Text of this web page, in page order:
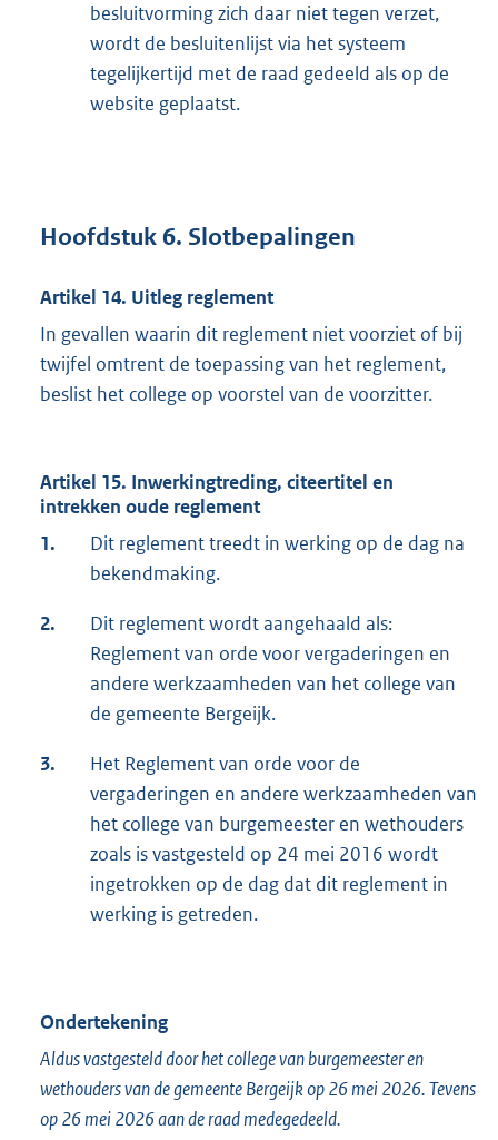
besluitvorming zich daar niet tegen verzet,
wordt de besluitenlijst via het systeem
tegelijkertijd met de raad gedeeld als op de
website geplaatst.
Hoofdstuk 6. Slotbepalingen
Artikel 14. Uitleg reglement
In gevallen waarin dit reglement niet voorziet of bij
twijfel omtrent de toepassing van het reglement,
beslist het college op voorstel van de voorzitter.
Artikel 15. Inwerkingtreding, citeertitel en
intrekken oude reglement
1.
Dit reglement treedt in werking op de dag na
bekendmaking.
2.
Dit reglement wordt aangehaald als:
Reglement van orde voor vergaderingen en
andere werkzaamheden van het college van
de gemeente Bergeijk.
3.
Het Reglement van orde voor de
vergaderingen en andere werkzaamheden van
het college van burgemeester en wethouders
zoals is vastgesteld op 24 mei 2016 wordt
ingetrokken op de dag dat dit reglement in
werking is getreden.
Ondertekening
Aldus vastgesteld door het college van burgemeester en
wethouders van de gemeente Bergeijk op 26 mei 2026. Tevens
op 26 mei 2026 aan de raad medegedeeld.